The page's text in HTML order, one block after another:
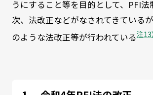
うにすること等を目的として、PFI
次、法改正などがなされてきている
のような法改正等が行われている注13）